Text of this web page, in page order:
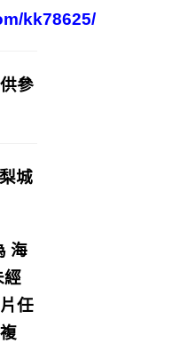
kk78625/
參
城
海
經
任